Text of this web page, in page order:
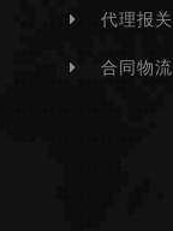
代理报关
合同物流